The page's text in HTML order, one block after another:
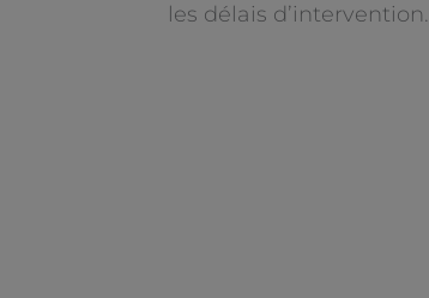
les délais d’intervention.